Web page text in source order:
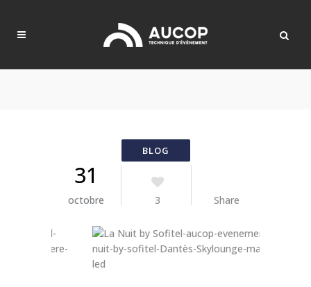
31
octobre 3 Share